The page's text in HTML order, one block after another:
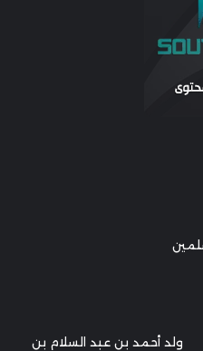
ولد أحمد بن عبد السلام بن